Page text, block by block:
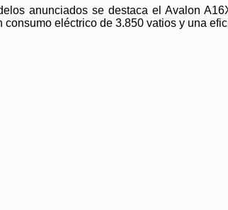
anunciados se destaca el Avalon
consumo eléctrico de 3.850 vatios y una